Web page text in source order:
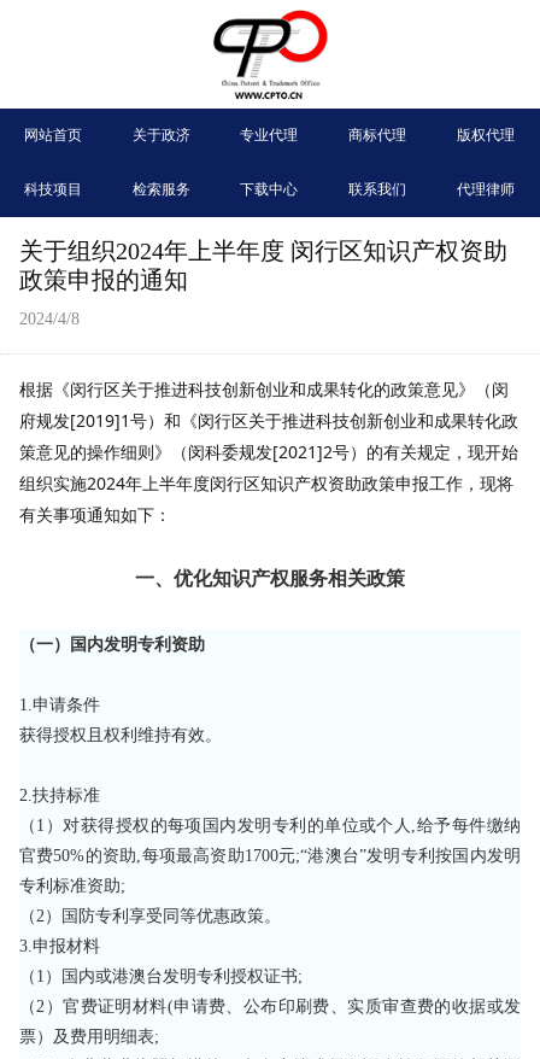
网站首页 关于政济 专业代理 商标代理 版权代理
科技项目 检索服务 下载中心 联系我们 代理律师
关于组织2024年上半年度 闵行区知识产权资助
政策申报的通知
2024/4/8
根据《闵行区关于推进科技创新创业和成果转化的政策意见》（闵
府规发[2019]1号）和《闵行区关于推进科技创新创业和成果转化政
策意见的操作细则》（闵科委规发[2021]2号）的有关规定，现开始
组织实施2024年上半年度闵行区知识产权资助政策申报工作，现将
有关事项通知如下：
一、优化知识产权服务相关政策
（一）国内发明专利资助
1.申请条件
获得授权且权利维持有效。
2.扶持标准
（ 1）对获得授权的每项国内发明专利的单位或个人,给予每件缴纳
官费50%的资助,每项最高资助1700元;“港澳台”发明专利按国内发明
专利标准资助;
（2）国防专利享受同等优惠政策。
3.申报材料
（ 1）国内或港澳台发明专利授权证书;
（2）官费证明材料(申请费、公布印刷费、实质审查费的收据或发
票）及费用明细表;